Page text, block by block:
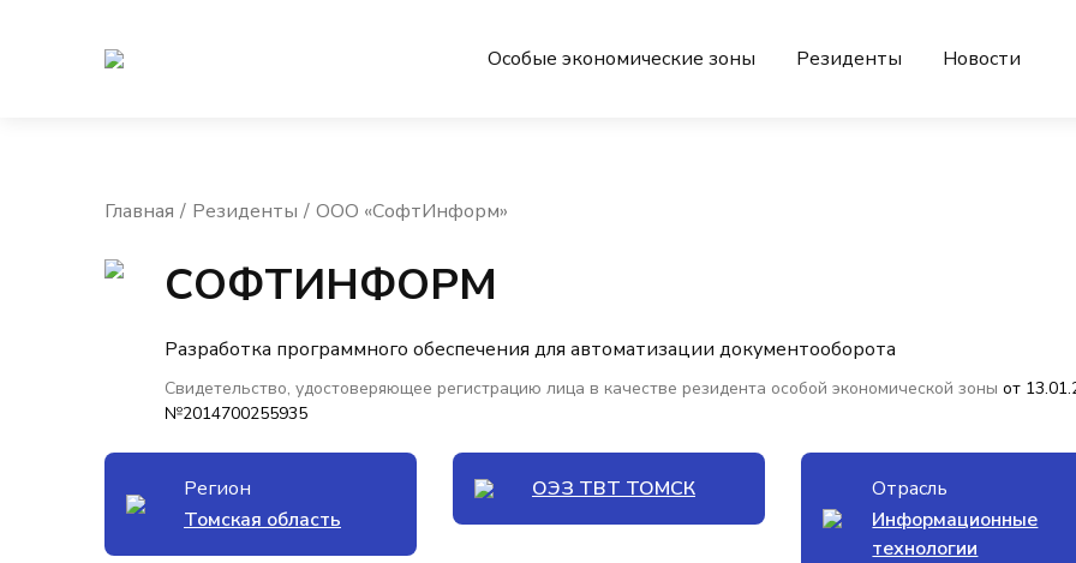
Особые экономические зоны Резиденты Новости
Главная Резиденты ООО «СофтИнформ»
СОФТИНФОРМ
Разработка программного обеспечения для автоматизации документооборота
Свидетельство, удостоверяющее регистрацию лица в качестве резидента особой экономической зоны от
№2014700255935
Регион
Томская область
ОЭЗ ТВТ ТОМСК
Отрасль
Информационные
технологии